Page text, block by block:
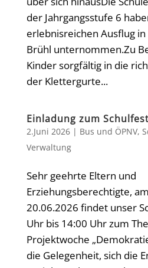
der Jahrgangsstufe 6
erlebnisreichen Ausflug
Brühl unternommen.Zu
Kinder sorgfältig in die
der Klettergurte...
Einladung zum
2.Juni 2026| Bus und ÖPNV,
Verwaltung
Sehr geehrte Eltern und
Erziehungsberechtigte,
20.06.2026 findet unser
Uhr bis 14:00 Uhr zum
Projektwoche
die Gelegenheit, sich die